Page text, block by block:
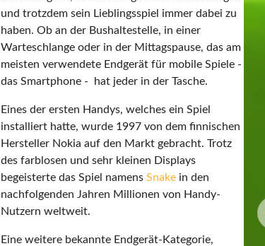
und trotzdem sein Lieblingsspiel immer dabei zu
haben. Ob an der Bushaltestelle, in einer
Warteschlange oder in der Mittagspause, das am
meisten verwendete Endgerät für mobile Spiele -
das Smartphone - hat jeder in der Tasche.
Eines der ersten Handys, welches ein Spiel
installiert hatte, wurde 1997 von dem finnischen
Hersteller Nokia auf den Markt gebracht. Trotz
des farblosen und sehr kleinen Displays
begeisterte das Spiel namens Snake in den
nachfolgenden Jahren Millionen von Handy-
Nutzern weltweit.
Eine weitere bekannte Endgerät-Kategorie,